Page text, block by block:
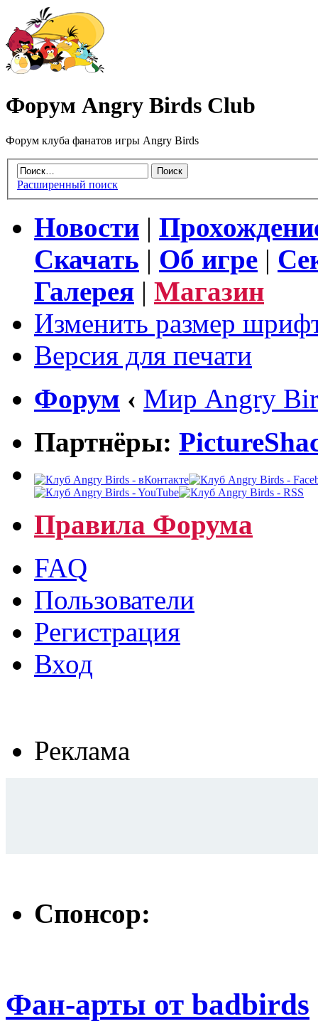
Форум Angry Birds Club
Форум клуба фанатов игры Angry Birds
Расширенный поиск
Новости |
Скачать | Об игре |
Галерея | Магазин
Изменить размер
Версия для печати
Форум ‹ Мир Angry
Партнёры:
Правила Форума
FAQ
Пользователи
Регистрация
Вход
Реклама
Спонсор:
Фан-арты от badbirds